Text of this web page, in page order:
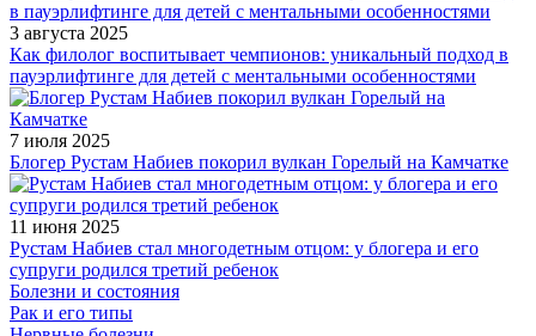
3 августа 2025
Как филолог воспитывает чемпионов: уникальный подход в
пауэрлифтинге для детей с ментальными особенностями
7 июля 2025
Блогер Рустам Набиев покорил вулкан Горелый на Камчатке
11 июня 2025
Рустам Набиев стал многодетным отцом: у блогера и его
супруги родился третий ребенок
Болезни и состояния
Рак и его типы